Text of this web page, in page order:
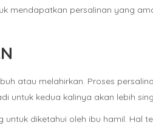
mendapatkan persalinan yang
atau melahirkan. Proses
untuk kedua kalinya akan lebih
diketahui oleh ibu hamil. Hal